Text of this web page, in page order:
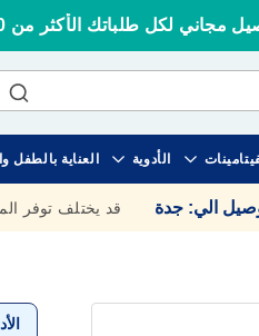
مجاني لكل طلباتك الأكثر من 100 ريال
الأدوية العناية بالطفل
الي: جدة قد يختلف توفر